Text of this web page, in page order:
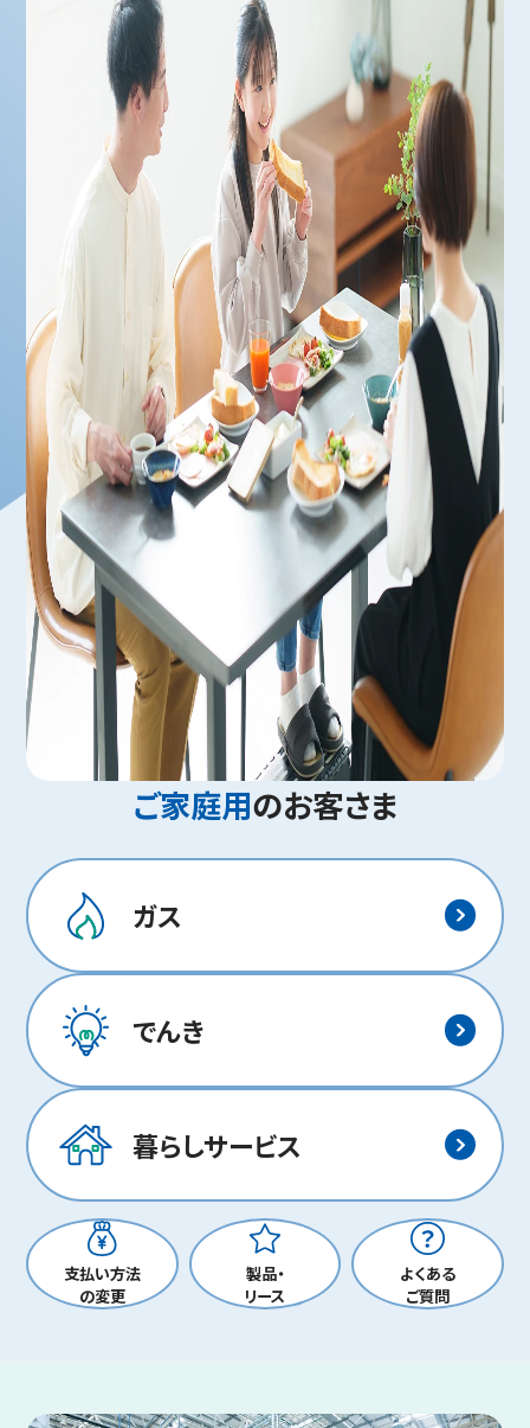
ご家庭用のお客さま
ガス
でんき
暮らしサービス
支払い方法
の変更
製品・
リース
よくある
ご質問